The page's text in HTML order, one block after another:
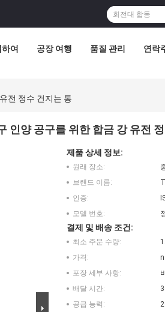
여 공장 여행 품질 관리 연락
전 정수 건지는 통
인양 공구를 위한 합금 강 유전
제품 상세 정보:
원래 장소:
브랜드 이름:
인증:
모델 번호:
결제 및 배송 조건:
최소 주문 수량:
가격:
포장 세부 사항:
배달 시간:
공급 능력: